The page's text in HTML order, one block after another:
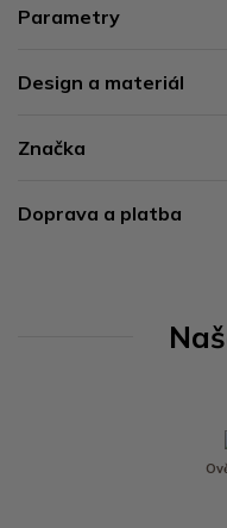
Parametry
Design a materiál
Značka
Doprava a platba